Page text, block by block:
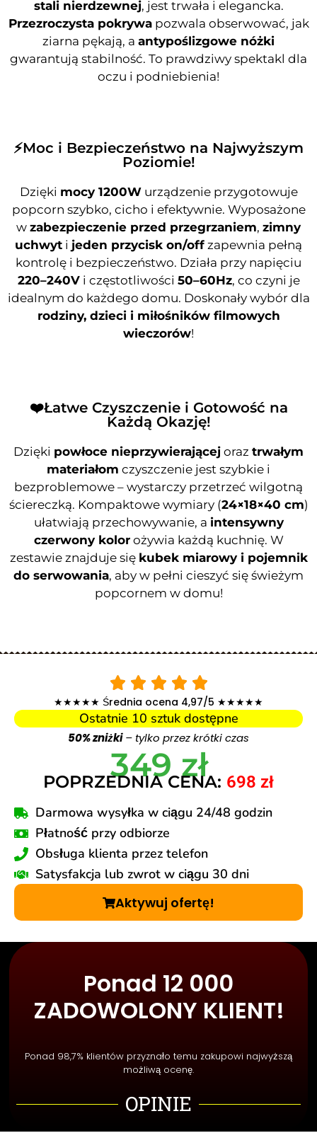
stali nierdzewnej, jest trwała i elegancka.
Przezroczysta pokrywapozwala obserwować, jak
ziarna pękają, a antypoślizgowe nóżki
gwarantują stabilność. To prawdziwy spektakl dla
oczu i podniebienia!
⚡Moc i Bezpieczeństwo na Najwyższym
Poziomie!
Dzięki mocy 1200Wurządzenie przygotowuje
popcorn szybko, cicho i efektywnie. Wyposażone
w zabezpieczenie przed przegrzaniem, zimny
uchwyt i jeden przycisk on/off zapewnia pełną
kontrolę i bezpieczeństwo. Działa przy napięciu
220–240Vi częstotliwości 50–60Hz, co czyni je
idealnym do każdego domu. Doskonały wybór dla
rodziny, dzieci i miłośników filmowych
wieczorów!
❤️Łatwe Czyszczenie i Gotowość na
Każdą Okazję!
Dzięki powłoce nieprzywierającej oraz trwałym
materiałom czyszczenie jest szybkie i
bezproblemowe – wystarczy przetrzeć wilgotną
ściereczką. Kompaktowe wymiary (24×18×40 cm)
ułatwiają przechowywanie, a intensywny
czerwony kolorożywia każdą kuchnię. W
zestawie znajduje się kubek miarowy i pojemnik
do serwowania, aby w pełni cieszyć się świeżym
popcornem w domu!
★★★★★ Średnia ocena 4,97/5 ★★★★★
Ostatnie 10 sztuk dostępne
50% zniżki– tylko przez krótki czas
349 zł
POPRZEDNIA CENA: 698 zł
Darmowa wysyłka w ciągu 24/48 godzin
Płatność przy odbiorze
Obsługa klienta przez telefon
Satysfakcja lub zwrot w ciągu 30 dni
Aktywuj ofertę!
Ponad 12 000
ZADOWOLONY KLIENT!
Ponad 98,7% klientów przyznało temu zakupowi najwyższą
możliwą ocenę.
OPINIE